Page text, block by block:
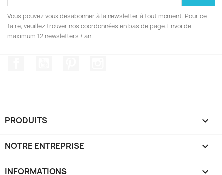
Vous pouvez vous désabonner à la newsletter à tout moment. Pour ce
faire, veuillez trouver nos coordonnées en bas de page. Envoi de
maximum 12 newsletters / an.
PRODUITS 
NOTRE ENTREPRISE 
INFORMATIONS 